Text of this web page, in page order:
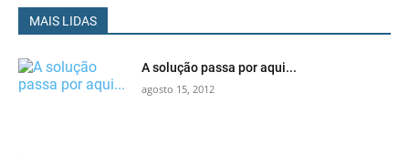
MAIS LIDAS
A solução passa por aqui...
agosto 15, 2012